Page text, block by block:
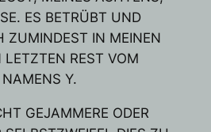
ES BETRÜBT UND
ZUMINDEST IN MEINEN
REST VOM
Y.
GEJAMMERE ODER